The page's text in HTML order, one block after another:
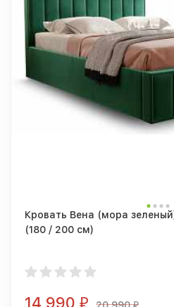
Кровать Вена (мора
(180 / 200 см)
14 990 ₽ 20 990₽